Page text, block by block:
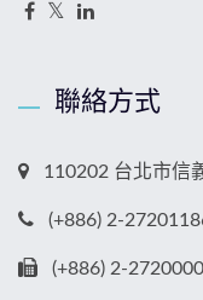
聯絡方式
110202 台北市信
(+886) 2-
(+886) 2-